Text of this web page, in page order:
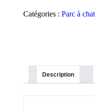
Catégories : Parc à
Description